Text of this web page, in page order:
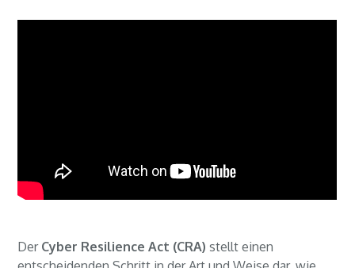
Der Cyber Resilience Act (CRA) stellt einen